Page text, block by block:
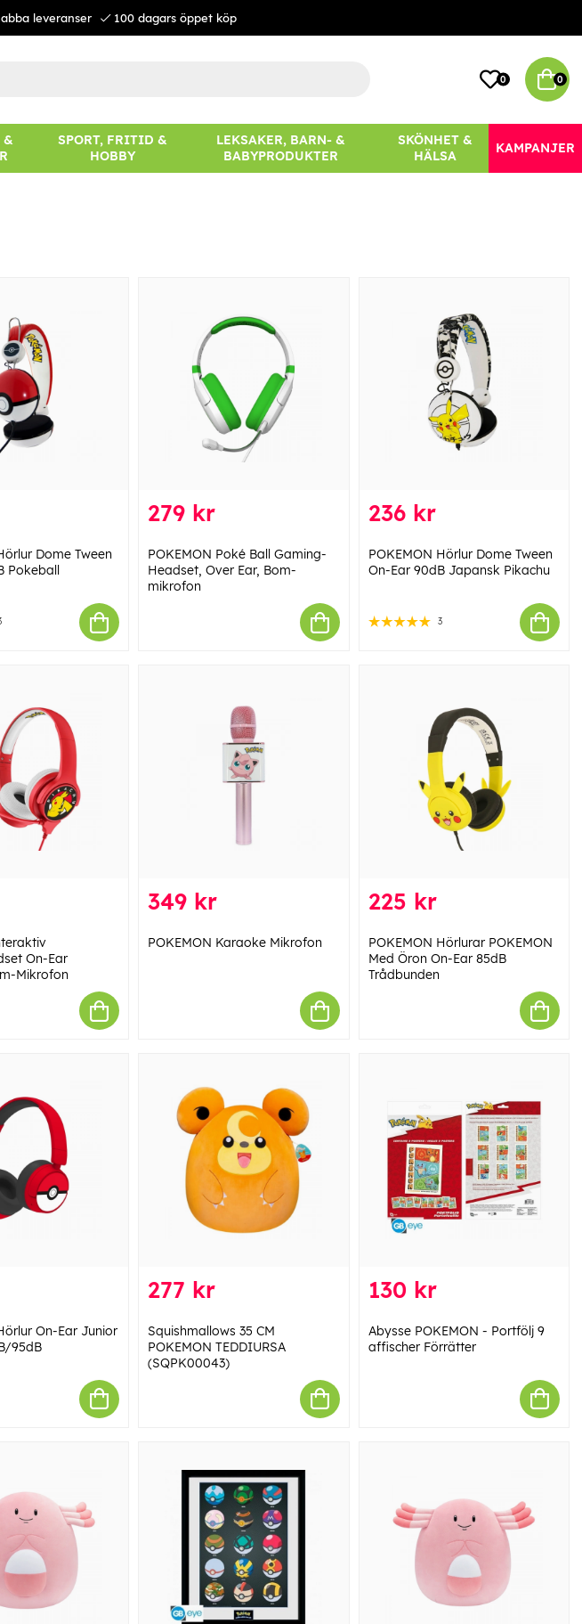
leveranser 100 dagars öppet köp
0 0
&
SPORT, FRITID &
HOBBY
LEKSAKER, BARN- &
BABYPRODUKTER
SKÖNHET &
HÄLSA
KAMPANJER
Dome Tween
Pokeball
279 kr
POKEMON Poké Ball Gaming-
Headset, Over Ear, Bom-
mikrofon
236 kr
POKEMON Hörlur Dome Tween
On-Ear 90dB Japansk Pikachu
3
On-Ear
Mikrofon
349 kr
POKEMON Karaoke Mikrofon
225 kr
POKEMON Hörlurar POKEMON
Med Öron On-Ear 85dB
Trådbunden
On-Ear Junior
95dB
277 kr
Squishmallows 35 CM
POKEMON TEDDIURSA
(SQPK00043)
130 kr
Abysse POKEMON - Portfölj 9
affischer Förrätter